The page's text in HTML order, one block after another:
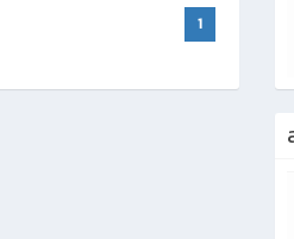
1